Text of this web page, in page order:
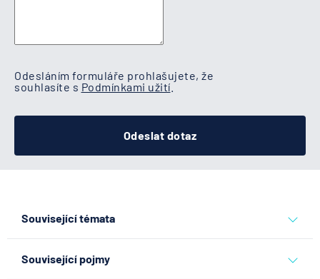
Odesláním formuláře prohlašujete, že
souhlasíte s Podmínkami užití
Odeslat dotaz
Související témata
Související pojmy